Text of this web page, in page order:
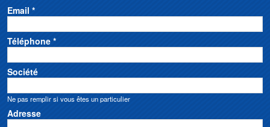
Email *
Téléphone *
Société
Ne pas remplir si vous êtes un particulier
Adresse